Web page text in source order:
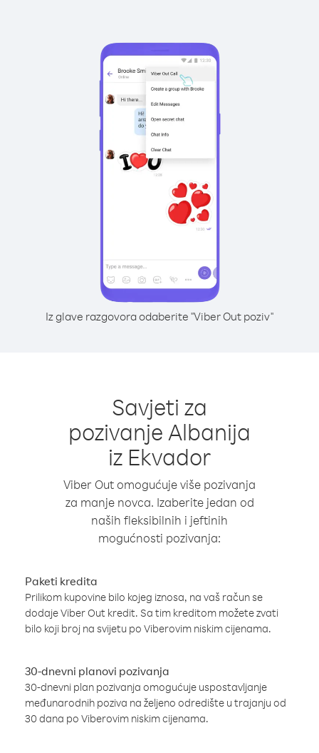
Iz glave razgovora odaberite "Viber Out poziv"
Savjeti za
pozivanje Albanija
iz Ekvador
Viber Out omogućuje više pozivanja
za manje novca. Izaberite jedan od
naših fleksibilnih i jeftinih
mogućnosti pozivanja:
Paketi kredita
Prilikom kupovine bilo kojeg iznosa, na vaš račun se
dodaje Viber Out kredit. Sa tim kreditom možete zvati
bilo koji broj na svijetu po Viberovim niskim cijenama.
30-dnevni planovi pozivanja
30-dnevni plan pozivanja omogućuje uspostavljanje
međunarodnih poziva na željeno odredište u trajanju od
30 dana po Viberovim niskim cijenama.